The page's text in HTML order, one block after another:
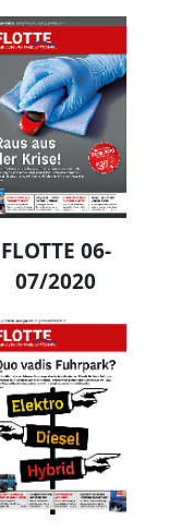
FLOTTE 06-
07/2020